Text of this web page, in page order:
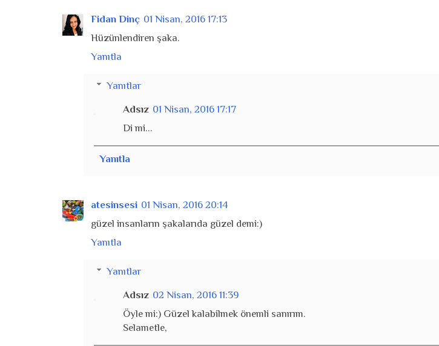
Fidan Dinç 01 Nisan, 2016 17:13
Hüzünlendiren şaka.
Yanıtla
Yanıtlar
Adsız 01 Nisan, 2016 17:17
Di mi...
Yanıtla
atesinsesi 01 Nisan, 2016 20:14
güzel insanların şakalarıda güzel demi:)
Yanıtla
Yanıtlar
Adsız 02 Nisan, 2016 11:39
Öyle mi:) Güzel kalabilmek önemli sanırım.
Selametle,